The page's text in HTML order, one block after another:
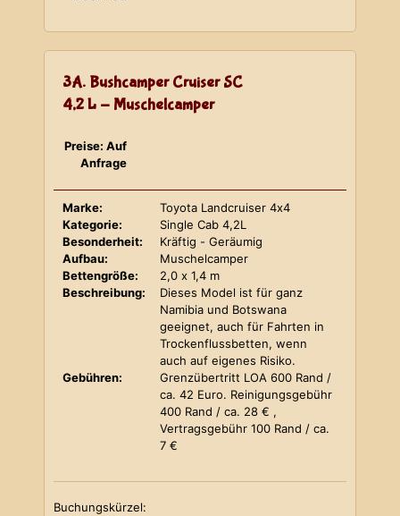
3A. Bushcamper Cruiser SC
4,2 L - Muschelcamper
Preise: Auf
Anfrage
Marke:
Toyota Landcruiser 4x4
Kategorie:
Single Cab 4,2L
Besonderheit:
Kräftig - Geräumig
Aufbau:
Muschelcamper
Bettengröße:
2,0 x 1,4 m
Beschreibung:
Dieses Model ist für ganz
Namibia und Botswana
geeignet, auch für Fahrten in
Trockenflussbetten, wenn
auch auf eigenes Risiko.
Gebühren:
Grenzübertritt LOA 600 Rand /
ca. 42 Euro. Reinigungsgebühr
400 Rand / ca. 28 € ,
Vertragsgebühr 100 Rand / ca.
7 €
Buchungskürzel: